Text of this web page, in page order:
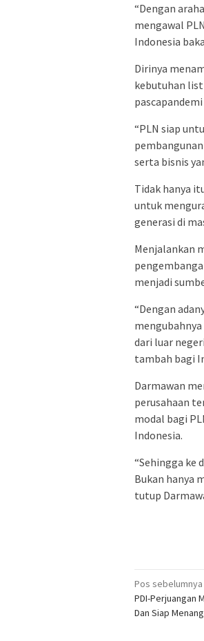
“Dengan
mengawal
Indonesia
Dirinya
kebutuhan
pascapandemi
“PLN siap
serta bisnis
Tidak hanya
untuk
generasi di
Menjalankan
menjadi
“Dengan
dari luar
tambah bagi
Darmawan
perusahaan
modal bagi
Indonesia.
“Sehingga ke
Bukan hanya
tutup
Navigasi
pos
Pos sebelumnya
PDI-Perjuangan
Dan Siap